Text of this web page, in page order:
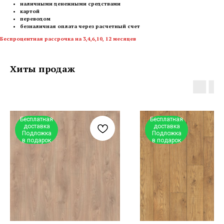
наличными денежными средствами
картой
переводом
безналичная оплата через расчетный счет
Беспроцентная рассрочка на 3,4,6,10, 12 месяцев
Хиты продаж
Бесплатная
доставка
Подложка
в подарок
Бесплатная
доставка
Подложка
в подарок